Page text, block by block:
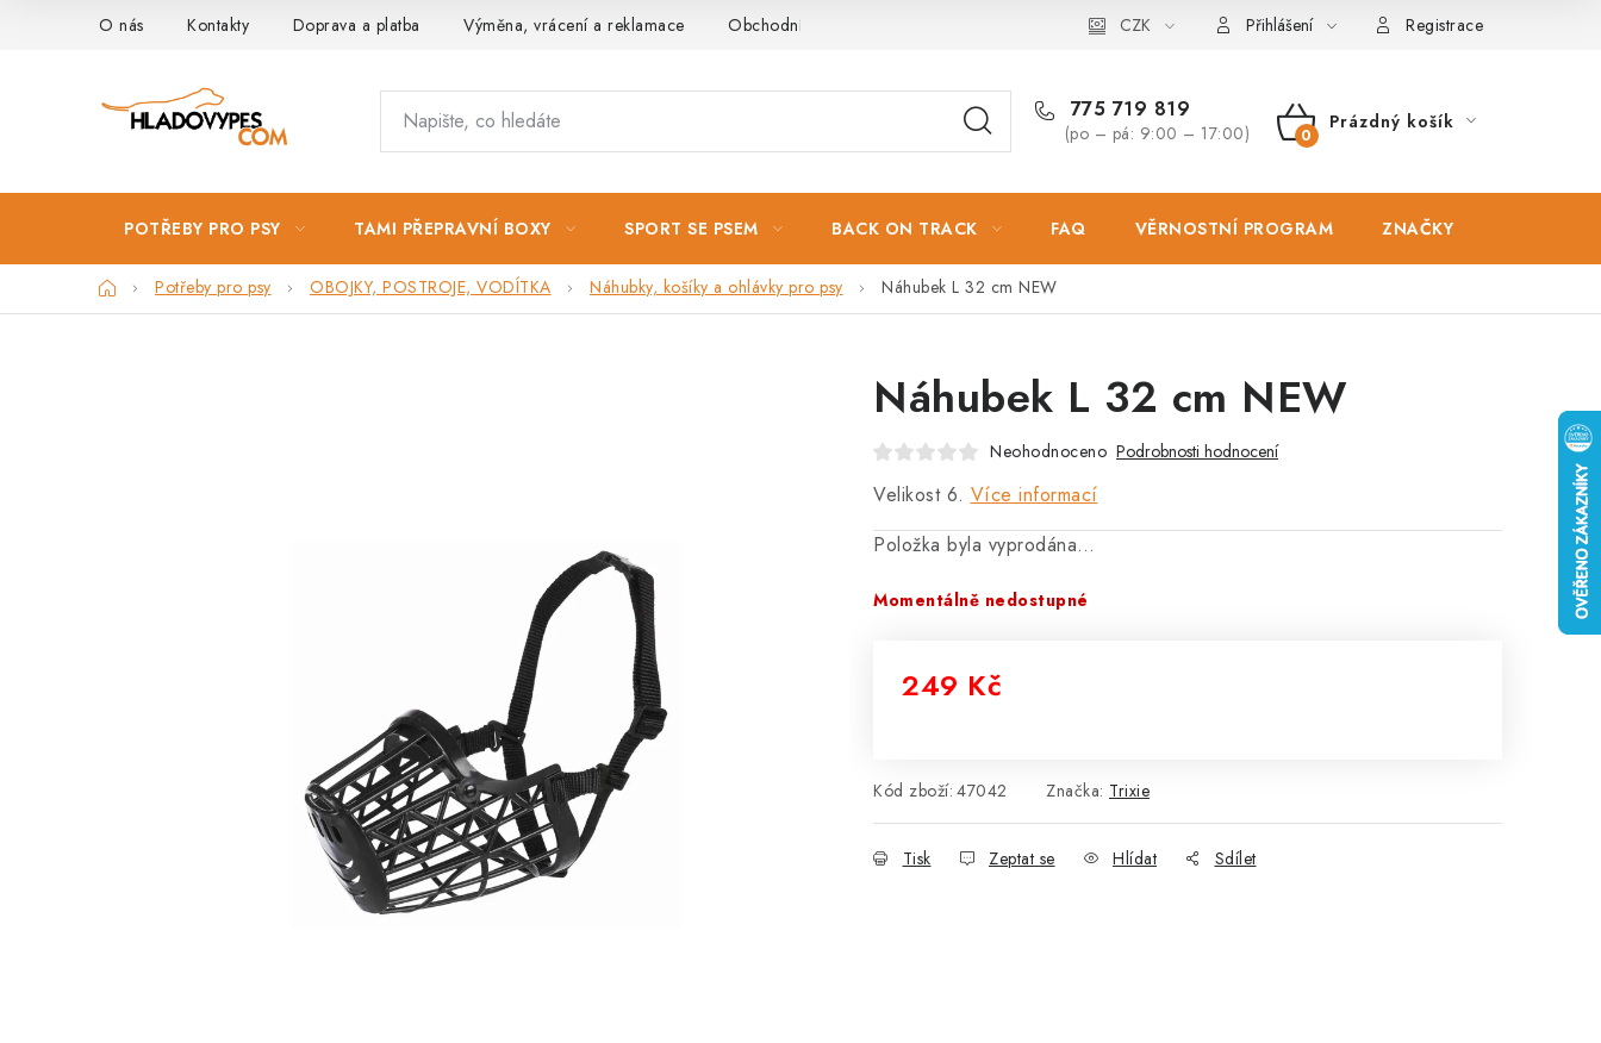
O nás Kontakty Doprava a platba Výměna, vrácení a reklamace Obchodní podmínky Podmínky ochrany osobních údajů Zásady použivání souboru cookies
CZK Přihlášení Registrace
775 719 819
(po – pá: 9:00 – 17:00)
NÁKUPNÍ
Prázdný košík
POTŘEBY PRO PSY TAMI PŘEPRAVNÍ BOXY SPORT SE PSEM BACK ON TRACK FAQ VĚRNOSTNÍ PROGRAM ZNAČKY
DomůPotřeby pro psy OBOJKY, POSTROJE, VODÍTKA Náhubky, košíky a ohlávky pro psy Náhubek L 32 cm NEW
Náhubek L 32 cm NEW
Neohodnoceno Podrobnosti hodnocení
Velikost 6. Více informací
Položka byla vyprodána…
Momentálně nedostupné
249 Kč
Kód zboží: 47042 Značka: Trixie
Tisk Zeptat se Hlídat Sdílet